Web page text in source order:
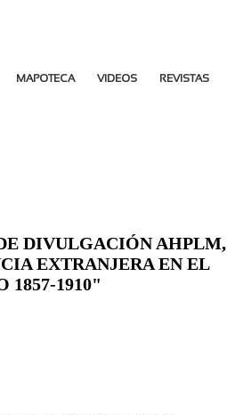
MAPOTECA VIDEOS REVISTAS
DIVULGACIÓN AHPLM,
EXTRANJERA EN EL
1857-1910"